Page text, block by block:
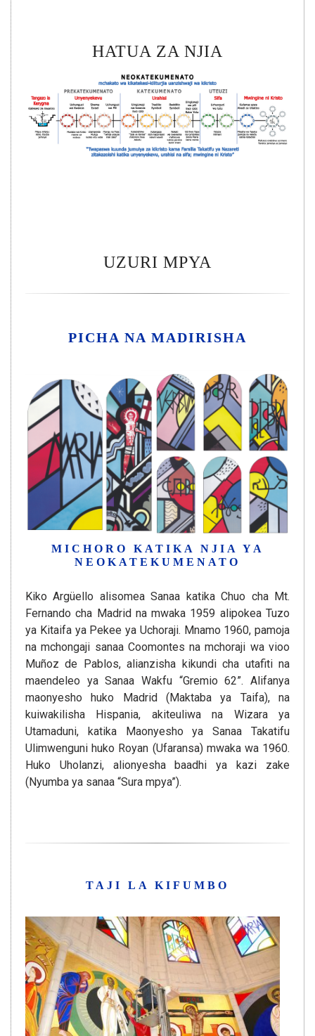
HATUA ZA NJIA
UZURI MPYA
PICHA NA MADIRISHA
MICHORO KATIKA NJIA YA
NEOKATEKUMENATO
Kiko Argüello alisomea Sanaa katika Chuo cha Mt.
Fernando cha Madrid na mwaka 1959 alipokea Tuzo
ya Kitaifa ya Pekee ya Uchoraji. Mnamo 1960, pamoja
na mchongaji sanaa Coomontes na mchoraji wa vioo
Muñoz de Pablos, alianzisha kikundi cha utafiti na
maendeleo ya Sanaa Wakfu “Gremio 62”. Alifanya
maonyesho huko Madrid (Maktaba ya Taifa), na
kuiwakilisha Hispania, akiteuliwa na Wizara ya
Utamaduni, katika Maonyesho ya Sanaa Takatifu
Ulimwenguni huko Royan (Ufaransa) mwaka wa 1960.
Huko Uholanzi, alionyesha baadhi ya kazi zake
(Nyumba ya sanaa “Sura mpya”).
TAJI LA KIFUMBO